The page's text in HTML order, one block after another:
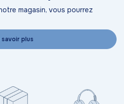
magasin, vous pourrez
savoir plus